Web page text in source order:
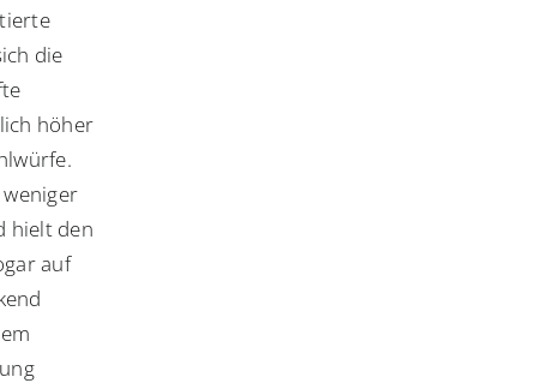
die
höher
hielt den
auf